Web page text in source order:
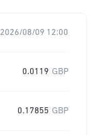
2026/08/09 12:00
0.0119 GBP
0.17855 GBP